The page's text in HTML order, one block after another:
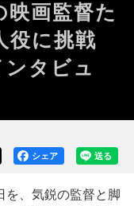
画監督た
役に挑戦
ンタビュ
送る
シェア
、気鋭の監督と脚